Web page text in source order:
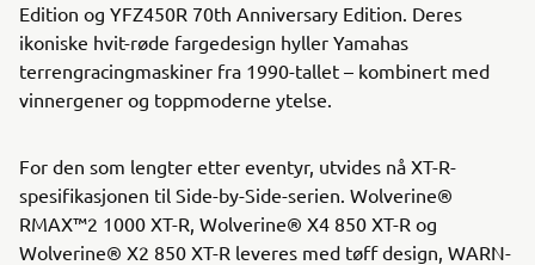
Edition og YFZ450R 70th Anniversary Edition. Deres
ikoniske hvit-røde fargedesign hyller Yamahas
terrengracingmaskiner fra 1990-tallet – kombinert med
vinnergener og toppmoderne ytelse.
For den som lengter etter eventyr, utvides nå XT-R-
spesifikasjonen til Side-by-Side-serien. Wolverine®
RMAX™2 1000 XT-R, Wolverine® X4 850 XT-R og
Wolverine® X2 850 XT-R leveres med tøff design, WARN-